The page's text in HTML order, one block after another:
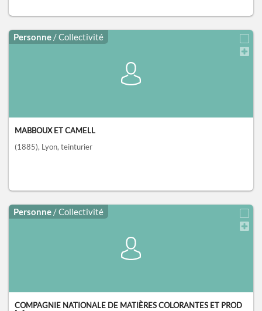
Personne / Collectivité
MABBOUX ET CAMELL
(1885), Lyon, teinturier
Personne / Collectivité
COMPAGNIE NATIONALE DE MATIÈRES COLORANTES ET PROD